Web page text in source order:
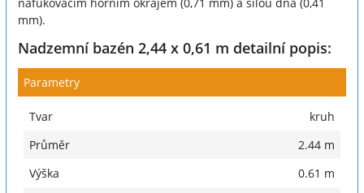
mm).
Nadzemní bazén 2,44 x 0,61 m detailní popis:
Parametry
Tvar
kruh
Průměr
2.44 m
Výška
0.61 m